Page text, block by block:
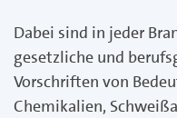
Dabei sind in jeder
gesetzliche und
Vorschriften von
Chemikalien,